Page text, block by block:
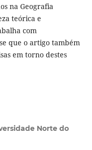
na Geografia
teórica e
com
que o artigo também
em torno destes
Norte do